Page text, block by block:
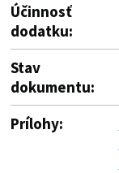
Účinnosť
dodatku:
Stav
dokumentu:
Prílohy: